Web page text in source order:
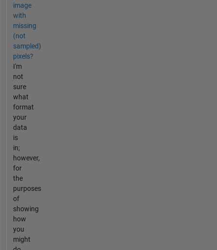
image
with
missing
(not
sampled)
pixels?
I'm
not
sure
what
format
your
data
is
in;
however,
for
the
purposes
of
showing
how
you
might